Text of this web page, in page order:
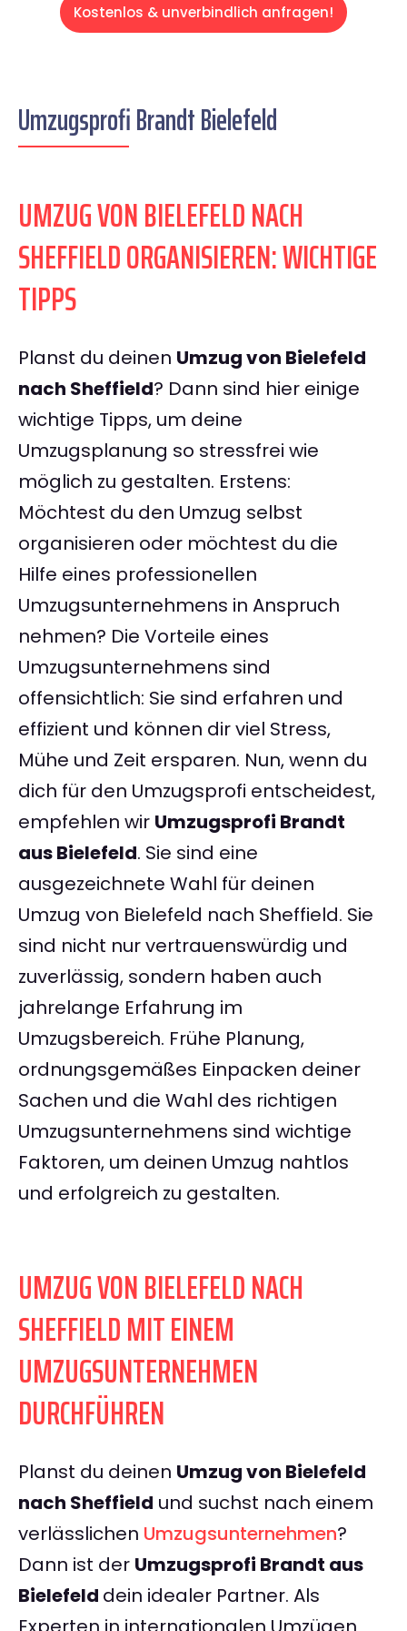
Kostenlos & unverbindlich anfragen!
Umzugsprofi Brandt Bielefeld
UMZUG VON BIELEFELD NACH
SHEFFIELD ORGANISIEREN: WICHTIGE
TIPPS
Planst du deinen Umzug von Bielefeld
nach Sheffield? Dann sind hier einige
wichtige Tipps, um deine
Umzugsplanung so stressfrei wie
möglich zu gestalten. Erstens:
Möchtest du den Umzug selbst
organisieren oder möchtest du die
Hilfe eines professionellen
Umzugsunternehmens in Anspruch
nehmen? Die Vorteile eines
Umzugsunternehmens sind
offensichtlich: Sie sind erfahren und
effizient und können dir viel Stress,
Mühe und Zeit ersparen. Nun, wenn du
dich für den Umzugsprofi entscheidest,
empfehlen wir Umzugsprofi Brandt
aus Bielefeld. Sie sind eine
ausgezeichnete Wahl für deinen
Umzug von Bielefeld nach Sheffield. Sie
sind nicht nur vertrauenswürdig und
zuverlässig, sondern haben auch
jahrelange Erfahrung im
Umzugsbereich. Frühe Planung,
ordnungsgemäßes Einpacken deiner
Sachen und die Wahl des richtigen
Umzugsunternehmens sind wichtige
Faktoren, um deinen Umzug nahtlos
und erfolgreich zu gestalten.
UMZUG VON BIELEFELD NACH
SHEFFIELD MIT EINEM
UMZUGSUNTERNEHMEN
DURCHFÜHREN
Planst du deinen Umzug von Bielefeld
nach Sheffield und suchst nach einem
verlässlichen Umzugsunternehmen?
Dann ist der Umzugsprofi Brandt aus
Bielefeld dein idealer Partner. Als